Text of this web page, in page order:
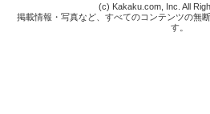
(c) Kakaku.com, Inc. All
掲載情報・写真など、すべてのコンテンツの無
す。